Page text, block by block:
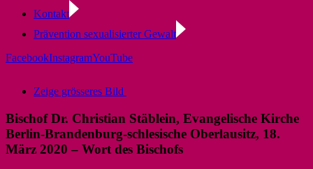
Kontakt
Prävention sexualisierter Gewalt
FacebookInstagramYouTube
Zeige grösseres Bild
Bischof Dr. Christian Stäblein, Evangelische Kirche
Berlin-Brandenburg-schlesische Oberlausitz, 18.
März 2020 – Wort des Bischofs